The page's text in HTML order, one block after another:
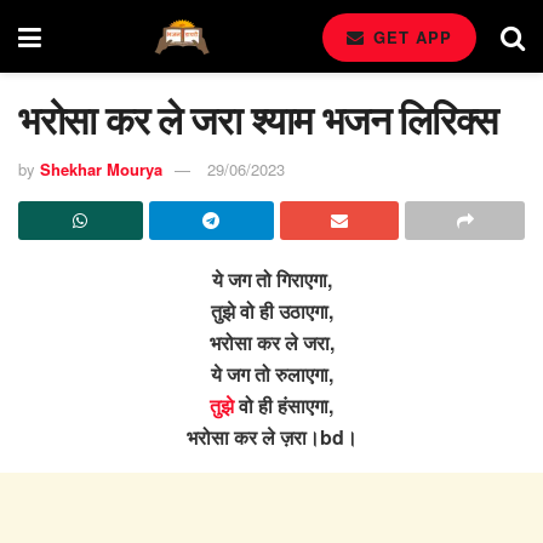
GET APP
भरोसा कर ले जरा श्याम भजन लिरिक्स
by Shekhar Mourya 29/06/2023
ये जग तो गिराएगा,
तुझे वो ही उठाएगा,
भरोसा कर ले जरा,
ये जग तो रुलाएगा,
तुझेवो ही हंसाएगा,
भरोसा कर ले ज़रा।bd।